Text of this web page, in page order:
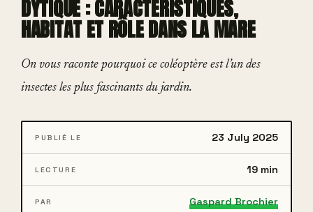
DYTIQUE : CARACTÉRISTIQUES,
HABITAT ET RÔLE DANS LA MARE
On vous raconte pourquoi ce coléoptère est l’un des
insectes les plus fascinants du jardin.
PUBLIÉ LE 23 July 2025
LECTURE 19 min
PAR Gaspard Brochier